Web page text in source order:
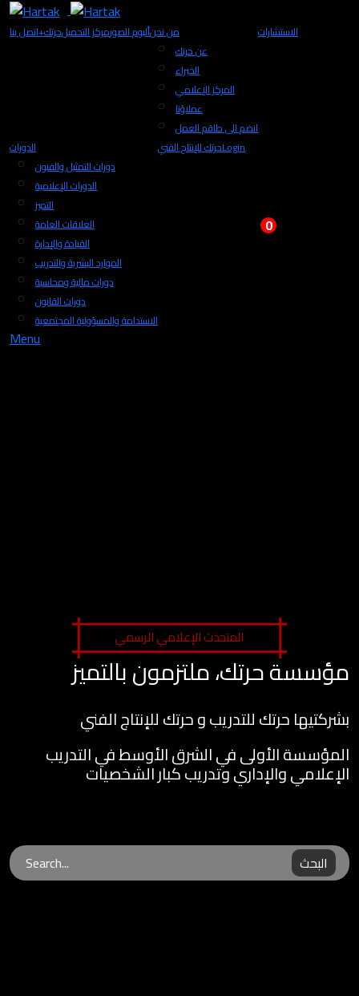
اتصل بنا +حرتكمركز التحميلألبوم الصورمن نحن
عن حرتك
الخبراء
المركز الإعلامي
عملاؤنا
انضم الى طاقم العمل
الاستشارات
الدورات
دورات التمثيل والفنون
الدورات الإعلامية
التميز
العلاقات العامة
القيادة والإدارة
الموارد البشرية والتدريب
دورات مالية ومحاسبة
دورات القانون
الاستدامة والمسؤولية المجتمعية
حرتك للإنتاج الفنيLogin
0
Menu
المتحدث الإعلامي الرسمي
مؤسسة حرتك، ملتزمون بالتميز
بشركتيها حرتك للتدريب و حرتك للإنتاج الفني
المؤسسة الأولى في الشرق الأوسط في التدريب
الإعلامي والإداري وتدريب كبار الشخصيات
البحث